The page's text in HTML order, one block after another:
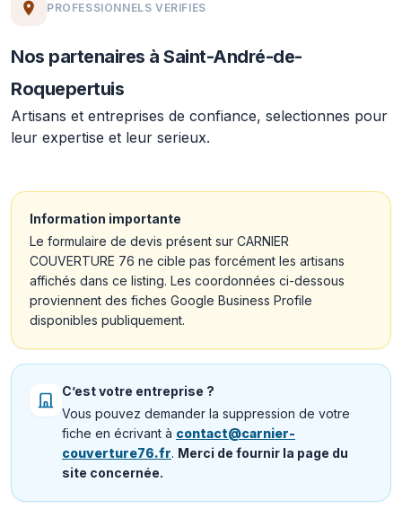
PROFESSIONNELS VERIFIES
Nos partenaires à Saint-André-de-
Roquepertuis
Artisans et entreprises de confiance, selectionnes pour
leur expertise et leur serieux.
Information importante
Le formulaire de devis présent sur CARNIER
COUVERTURE 76 ne cible pas forcément les artisans
affichés dans ce listing. Les coordonnées ci-dessous
proviennent des fiches Google Business Profile
disponibles publiquement.
C’est votre entreprise ?
Vous pouvez demander la suppression de votre
fiche en écrivant à contact@carnier-
couverture76.fr. Merci de fournir la page du
site concernée.